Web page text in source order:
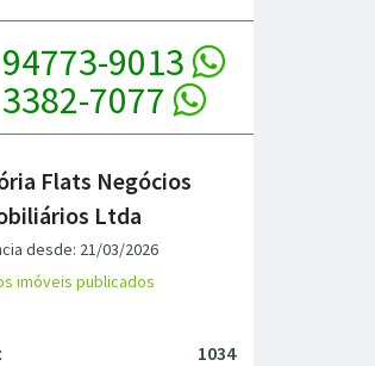
9013
7077
Flats Negócios
Ltda
desde: 21/03/2026
imóveis publicados
1034